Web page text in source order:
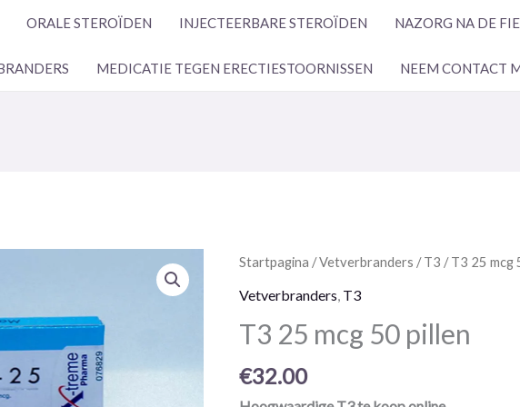
ORALE STEROÏDEN INJECTEERBARE STEROÏDEN NAZORG NA DE
MEDICATIE TEGEN ERECTIESTOORNISSEN NEEM CONTACT
Startpagina /Vetverbranders /T3 / T3 25 mcg
Vetverbranders, T3
T3 25 mcg 50 pillen
€32.00
T3